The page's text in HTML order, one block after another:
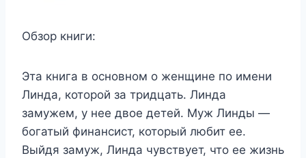
Обзор книги:
Эта книга в основном о женщине по имени
Линда, которой за тридцать. Линда
замужем, у нее двое детей. Муж Линды —
богатый финансист, который любит ее.
Выйдя замуж, Линда чувствует, что ее жизнь